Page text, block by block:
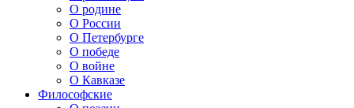
О родине
О России
О Петербурге
О победе
О войне
О Кавказе
Философские